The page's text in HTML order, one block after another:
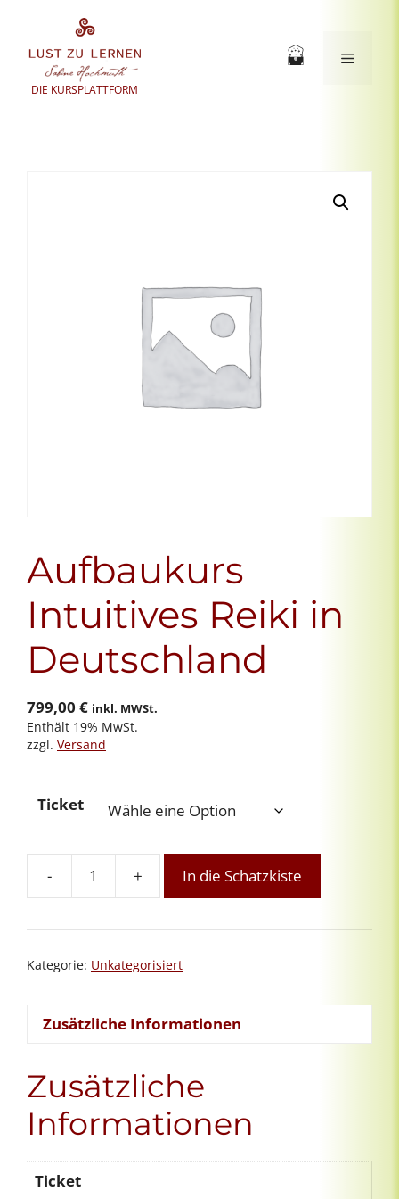
springen
DIE KURSPLATTFORM
Menü
Aufbaukurs
Intuitives Reiki in
Deutschland
799,00 € inkl. MWSt.
Enthält 19% MwSt.
zzgl. Versand
Ticket
-
Aufbaukurs
Reiki
Deutschland
+ In die Schatzkiste
Kategorie: Unkategorisiert
Zusätzliche Informationen
Zusätzliche
Informationen
Ticket